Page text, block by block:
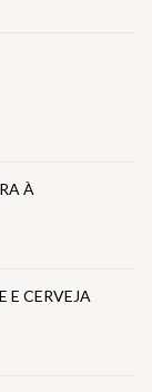
À
E CERVEJA